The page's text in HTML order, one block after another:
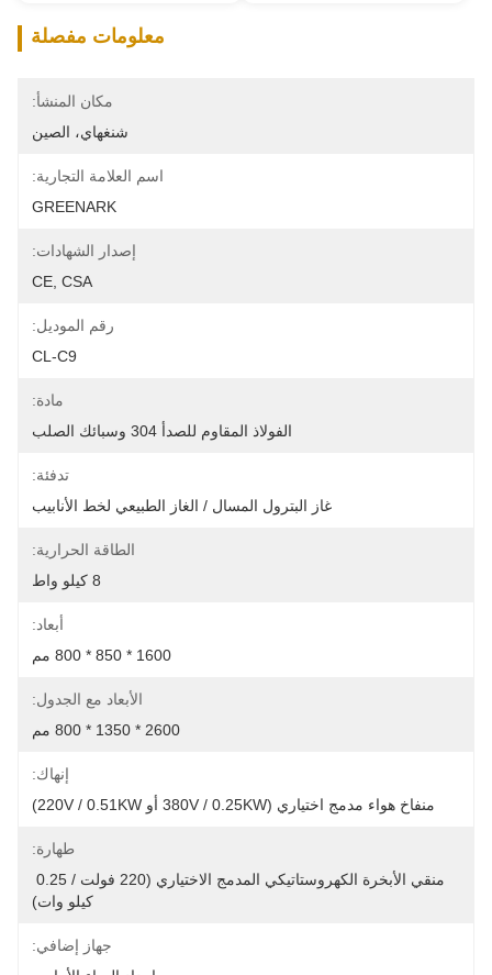
معلومات مفصلة
مكان المنشأ:
شنغهاي، الصين
اسم العلامة التجارية:
GREENARK
إصدار الشهادات:
CE, CSA
رقم الموديل:
CL-C9
مادة:
الفولاذ المقاوم للصدأ 304 وسبائك الصلب
تدفئة:
غاز البترول المسال / الغاز الطبيعي لخط الأنابيب
الطاقة الحرارية:
8 كيلو واط
أبعاد:
1600 * 850 * 800 مم
الأبعاد مع الجدول:
2600 * 1350 * 800 مم
إنهاك:
منفاخ هواء مدمج اختياري (380V / 0.25KW أو 220V / 0.51KW)
طهارة:
كيلو وات)
جهاز إضافي: